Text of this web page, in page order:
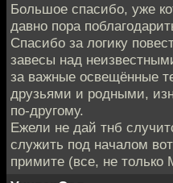
Большое спасибо, уже
давно пора
Спасибо за логику
завесы над
за важные освещённые
друзьями и родными,
по-другому.
Ежели не дай тнб
служить под началом
примите (все, не